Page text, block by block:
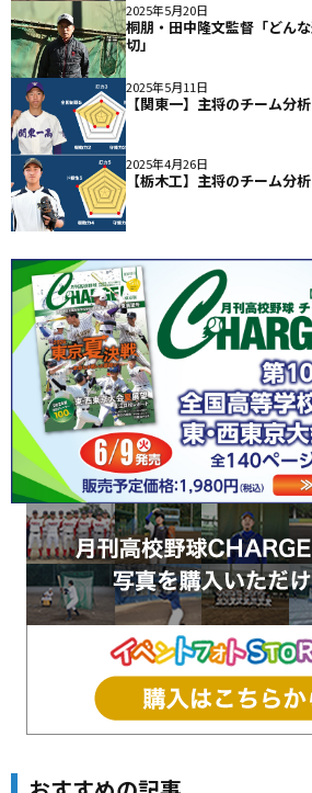
2025年5月20日
桐朋・田中隆文監督「どん
切」
2025年5月11日
【関東一】主将のチーム分析
2025年4月26日
【栃木工】主将のチーム分析